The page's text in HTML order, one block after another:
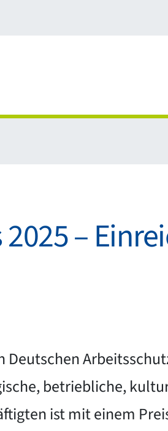
–
betriebliche,
ist mit einem